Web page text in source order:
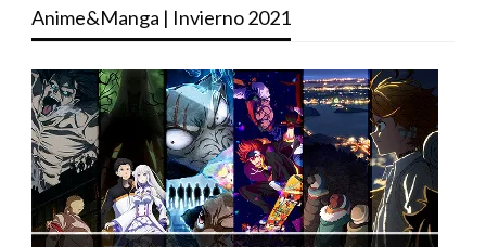
Anime&Manga | Invierno 2021